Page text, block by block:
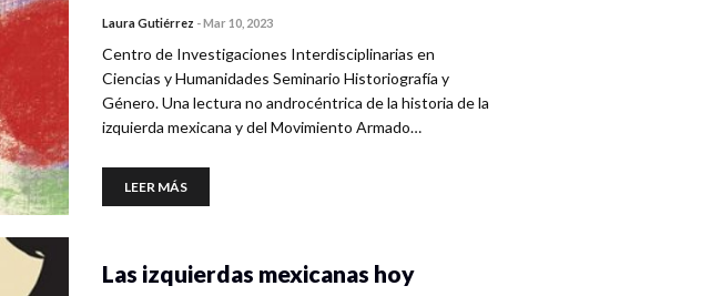
Laura Gutiérrez -Mar 10, 2023
Centro de Investigaciones Interdisciplinarias en
Ciencias y Humanidades Seminario Historiografía y
Género. Una lectura no androcéntrica de la historia de la
izquierda mexicana y del Movimiento Armado…
LEER MÁS
Las izquierdas mexicanas hoy